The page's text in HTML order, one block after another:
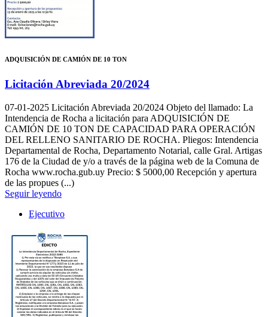
ADQUISICIÓN DE CAMIÓN DE 10 TON
Licitación Abreviada 20/2024
07-01-2025 Licitación Abreviada 20/2024 Objeto del llamado: La
Intendencia de Rocha a licitación para ADQUISICIÓN DE
CAMIÓN DE 10 TON DE CAPACIDAD PARA OPERACIÓN
DEL RELLENO SANITARIO DE ROCHA. Pliegos: Intendencia
Departamental de Rocha, Departamento Notarial, calle Gral. Artigas
176 de la Ciudad de y/o a través de la página web de la Comuna de
Rocha www.rocha.gub.uy Precio: $ 5000,00 Recepción y apertura
de las propues (...)
Seguir leyendo
Ejecutivo